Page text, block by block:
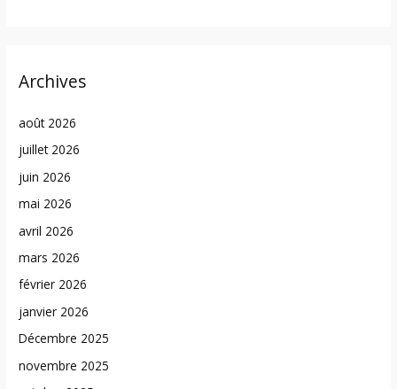
Archives
août 2026
juillet 2026
juin 2026
mai 2026
avril 2026
mars 2026
février 2026
janvier 2026
Décembre 2025
novembre 2025